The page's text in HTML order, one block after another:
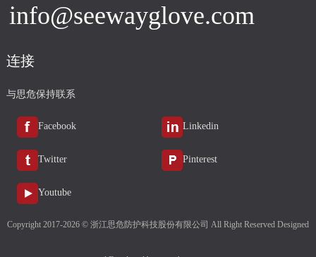
info@seewayglove.com
连接
与思危保持联系
Facebook Linkedin
Twitter Pinterest
Youtube
Copyright 2017-2026 © 浙江思危防护科技股份有限公司 All Right Reserved Designed